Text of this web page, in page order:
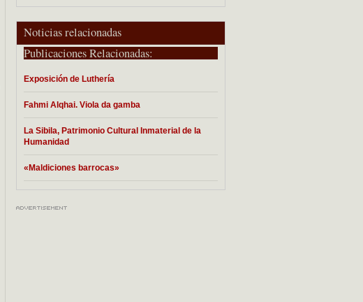
Noticias relacionadas
Publicaciones Relacionadas:
Exposición de Luthería
Fahmi Alqhai. Viola da gamba
La Sibila, Patrimonio Cultural Inmaterial de la
Humanidad
«Maldiciones barrocas»